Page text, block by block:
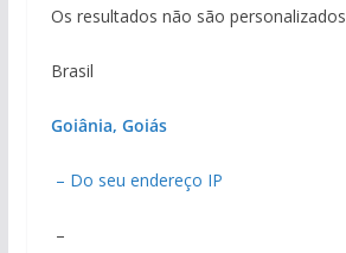
Os resultados não são personalizados
Brasil
Goiânia, Goiás
– Do seu endereço IP
–